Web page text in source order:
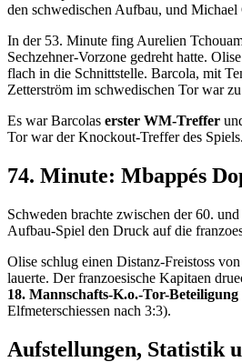
den schwedischen Aufbau, und
In der 53. Minute fing Aurelien
Sechzehner-Vorzone gedreht hatte.
flach in die Schnittstelle. Barcola, mit
Zetterström im schwedischen Tor war
Es war Barcolas erster WM-Treffer
Tor war der Knockout-Treffer des Spiels.
74. Minute: Mbappés
Schweden brachte zwischen der 60.
Aufbau-Spiel den Druck auf die
Olise schlug einen Distanz-Freistoss
lauerte. Der franzoesische Kapitaen
18. Mannschafts-K.o.-Tor-Beteiligung
Elfmeterschiessen nach 3:3).
Aufstellungen, Statistik